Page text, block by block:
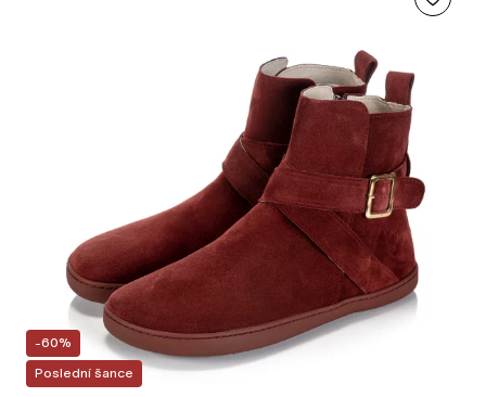
-60%
Poslední šance